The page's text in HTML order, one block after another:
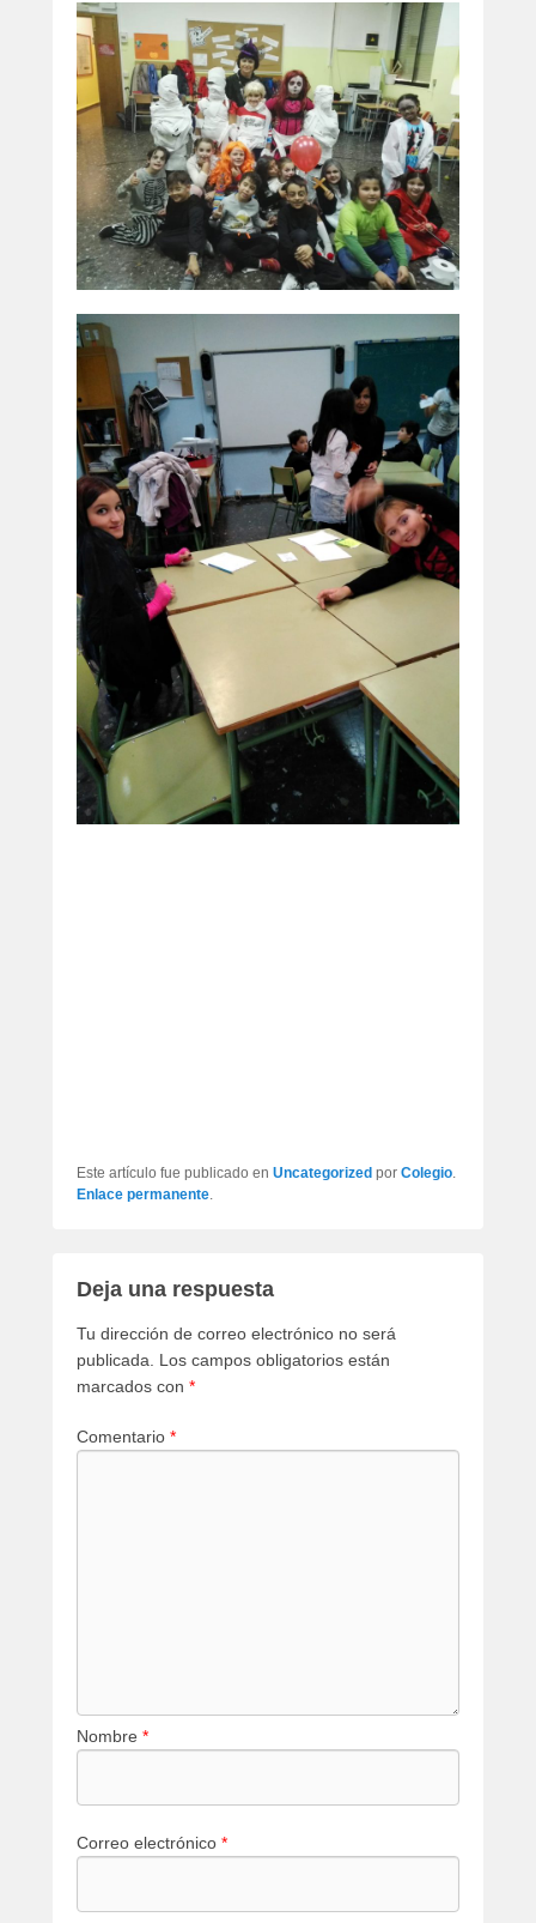
Este artículo fue publicado en Uncategorized por Colegio.
Enlace permanente.
Deja una respuesta
Tu dirección de correo electrónico no será
publicada. Los campos obligatorios están
marcados con *
Comentario *
Nombre *
Correo electrónico *